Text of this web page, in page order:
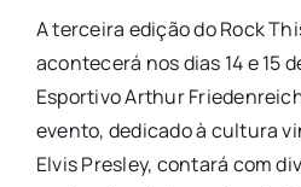
A terceira edição do Rock
acontecerá nos dias 14 e 15
Esportivo Arthur
evento, dedicado à cultura
Elvis Presley, contará com